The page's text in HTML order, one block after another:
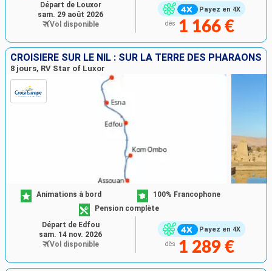
Payez en 4X
dès 1 166 €
Départ de Louxor
sam. 29 août 2026
Vol disponible
CROISIÈRE SUR LE NIL : SUR LA TERRE DES PHARAONS
8 jours, RV Star of Luxor
Payez en 4X
Animations à bord
100% Francophone
Pension complète
dès 1 289 €
Départ de Edfou
sam. 14 nov. 2026
Vol disponible